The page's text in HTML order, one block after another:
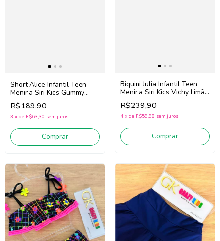
Short Alice Infantil Teen
Menina Siri Kids Gummy
43016 (Marinho/Rosa)
R$189,90
3 x de R$63,30 sem juros
Comprar
Biquini Julia Infantil Teen
Menina Siri Kids Vichy Limão
43216 (Azul/Amarelo)
R$239,90
4 x de R$59,98 sem juros
Comprar